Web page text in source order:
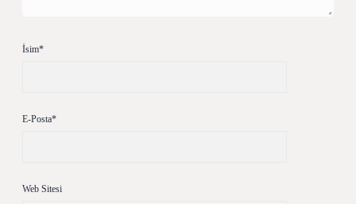
İsim*
E-Posta*
Web Sitesi